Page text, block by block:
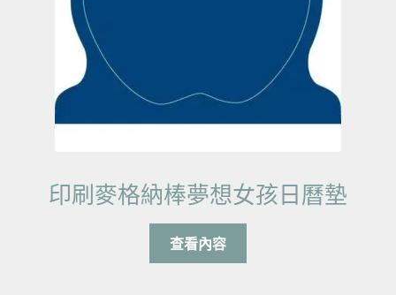
印刷麥格納棒夢想女孩日曆墊
查看內容